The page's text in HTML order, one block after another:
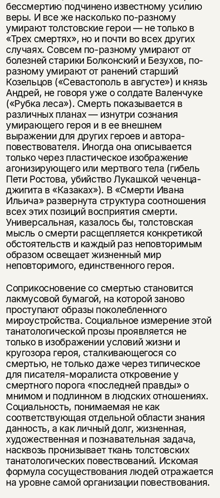
бессмертию подчинено известному усилию
веры. И все же насколько по-разному
умирают толстовские герои — не только в
«Трех смертях», но и почти во всех других
случаях. Совсем по-разному умирают от
болезней старики Болконский и Безухов, по-
разному умирают от ранений старший
Козельцов («Севастополь в августе») и князь
Андрей, не говоря уже о солдате Валенчуке
(«Рубка леса»). Смерть показывается в
различных планах — изнутри сознания
умирающего героя и в ее внешнем
выражении для других героев и автора-
повествователя. Иногда она описывается
только через пластическое изображение
агонизирующего или мертвого тела (гибель
Пети Ростова, убийство Лукашкой чеченца-
джигита в «Казаках»). В «Смерти Ивана
Ильича» развернута структура соотношения
всех этих позиций восприятия смерти.
Универсальная, казалось бы, толстовская
мысль о смерти расщепляется конкретикой
обстоятельств и каждый раз неповторимым
образом освещает жизненный мир
неповторимого, единственного героя.
Соприкосновение со смертью становится
лакмусовой бумагой, на которой заново
проступают образы поколебленного
мироустройства. Социальное измерение этой
танатологической прозы проявляется не
только в изображении условий жизни и
кругозора героя, сталкивающегося со
смертью, не только даже через типическое
для писателя-моралиста откровение у
смертного порога «последней правды» о
мнимом и подлинном в людских отношениях.
Социальность, понимаемая не как
соответствующая отдельной области знания
данность, а как личный долг, жизненная,
художественная и познавательная задача,
насквозь пронизывает ткань толстовских
танатологических повествований. Искомая
формула сосуществования людей отражается
на уровне самой организации повествования.